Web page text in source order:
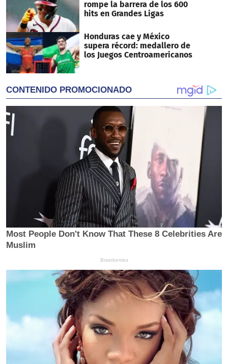
rompe la barrera de los 600
hits en Grandes Ligas
Honduras cae y México
supera récord: medallero de
los Juegos Centroamericanos